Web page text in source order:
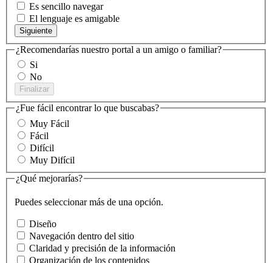
Es sencillo navegar
El lenguaje es amigable
Siguiente
¿Recomendarías nuestro portal a un amigo o familiar?
Si
No
Finalizar
¿Fue fácil encontrar lo que buscabas?
Muy Fácil
Fácil
Difícil
Muy Difícil
¿Qué mejorarías?
Puedes seleccionar más de una opción.
Diseño
Navegación dentro del sitio
Claridad y precisión de la información
Organización de los contenidos